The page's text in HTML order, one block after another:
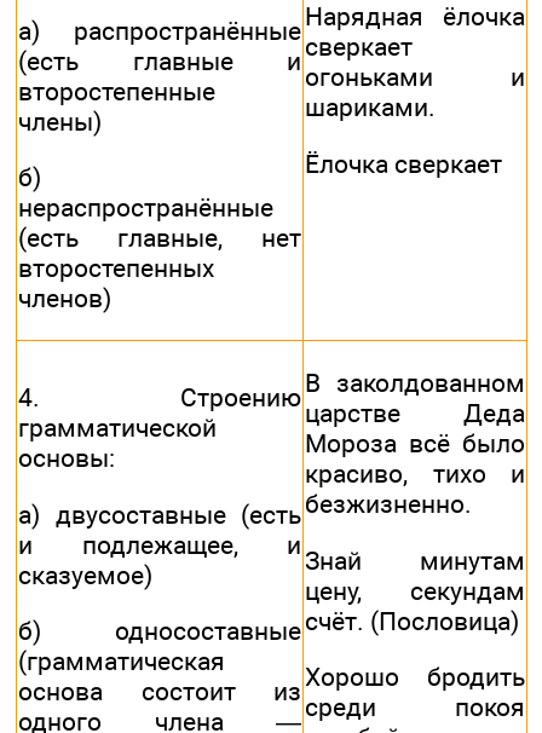
а) распространённые
(есть главные и
второстепенные
члены)
б)
нераспространённые
(есть главные, нет
второстепенных
членов)
Нарядная ёлочка
сверкает
огоньками и
шариками.
Ёлочка сверкает
4. Строению
грамматической
основы:
а) двусоставные (есть
и подлежащее, и
сказуемое)
б) односоставные
(грамматическая
основа состоит из
одного члена —
В заколдованном
царстве Деда
Мороза всё было
красиво, тихо и
безжизненно.
Знай минутам
цену, секундам
счёт. (Пословица)
Хорошо бродить
среди покоя